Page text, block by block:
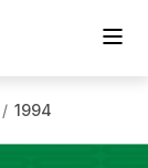
/ 1994